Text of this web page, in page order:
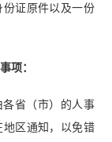
证原件以及一份
项：
省（市）的人事
区通知，以免错